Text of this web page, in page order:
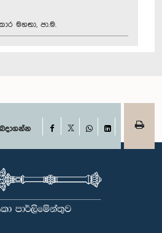
මහතා, පා.ම.
Facebook
WhatsAppLinkedIn